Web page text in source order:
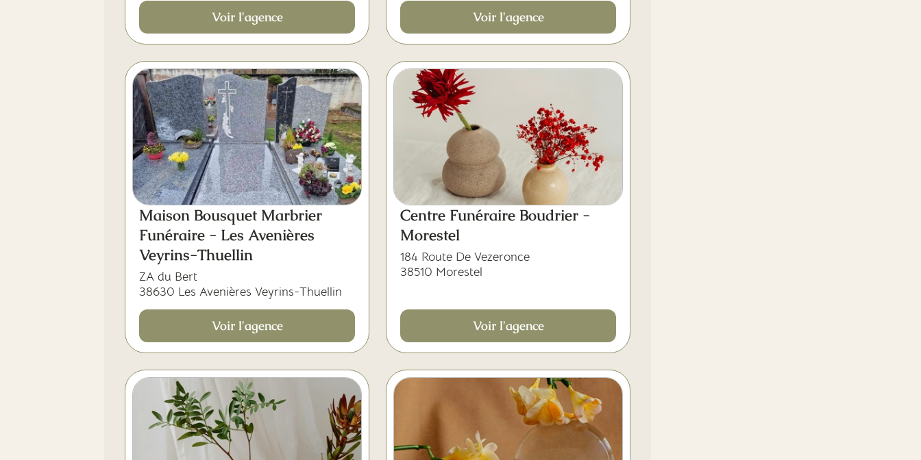
Voir l'agence Voir l'agence
Maison Bousquet Marbrier
Funéraire - Les Avenières
Veyrins-Thuellin
ZA du Bert
38630 Les Avenières Veyrins-Thuellin
Voir l'agence
Centre Funéraire Boudrier -
Morestel
184 Route De Vezeronce
38510 Morestel
Voir l'agence